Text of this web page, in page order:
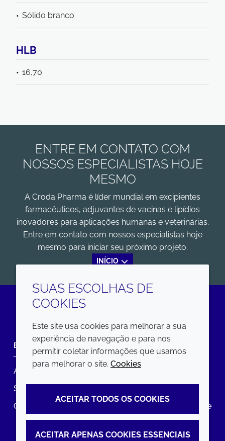
Sólido branco
HLB
16,70
ENTRE EM CONTATO COM
NOSSOS ESPECIALISTAS HOJE
MESMO
A Croda Pharma é líder mundial em excipientes
farmacêuticos, adjuvantes de vacinas e lipídios
inovadores para aplicações humanas e veterinárias.
Entre em contato com nossos especialistas hoje
mesmo para iniciar seu próximo projeto.
INÍCIO
LinkedIn
EMPRESA
Annual Report
Sustainability Report
Croda.com
LEGAL
Termos e condições
Declaração de Acessibilidade
SUAS ESCOLHAS DE
COOKIES
Este site usa cookies para melhorar a sua
experiência de navegação e para nos
permitir coletar informações que usamos
para melhorar o site. Cookies
ACEITAR TODOS OS COOKIES
ACEITAR APENAS COOKIES ESSENCIAIS